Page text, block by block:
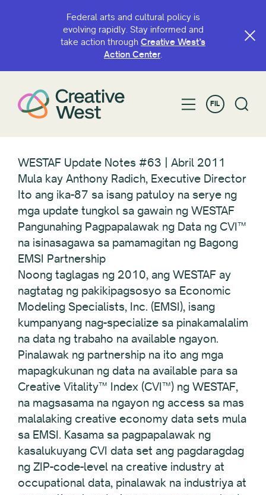
Federal arts and cultural policy is
evolving rapidly. Stay informed and
take action through Creative West’s
Action Center.
FIL
WESTAF Update Notes #63 | Abril 2011
Mula kay Anthony Radich, Executive Director
Ito ang ika-87 sa isang patuloy na serye ng
mga update tungkol sa gawain ng WESTAF
Pangunahing Pagpapalawak ng Data ng CVI™
na isinasagawa sa pamamagitan ng Bagong
EMSI Partnership
Noong taglagas ng 2010, ang WESTAF ay
nagtatag ng pakikipagsosyo sa Economic
Modeling Specialists, Inc. (EMSI), isang
kumpanyang nag-specialize sa pinakamalalim
na data ng trabaho na available ngayon.
Pinalawak ng partnership na ito ang mga
mapagkukunan ng data na available para sa
Creative Vitality™ Index (CVI™) ng WESTAF,
na magsasama na ngayon ng access sa mas
malalaking creative economy data sets mula
sa EMSI. Kasama sa pagpapalawak ng
kasalukuyang CVI data set ang pagdaragdag
ng ZIP-code-level na creative industry at
occupational data, pinalawak na industriya at